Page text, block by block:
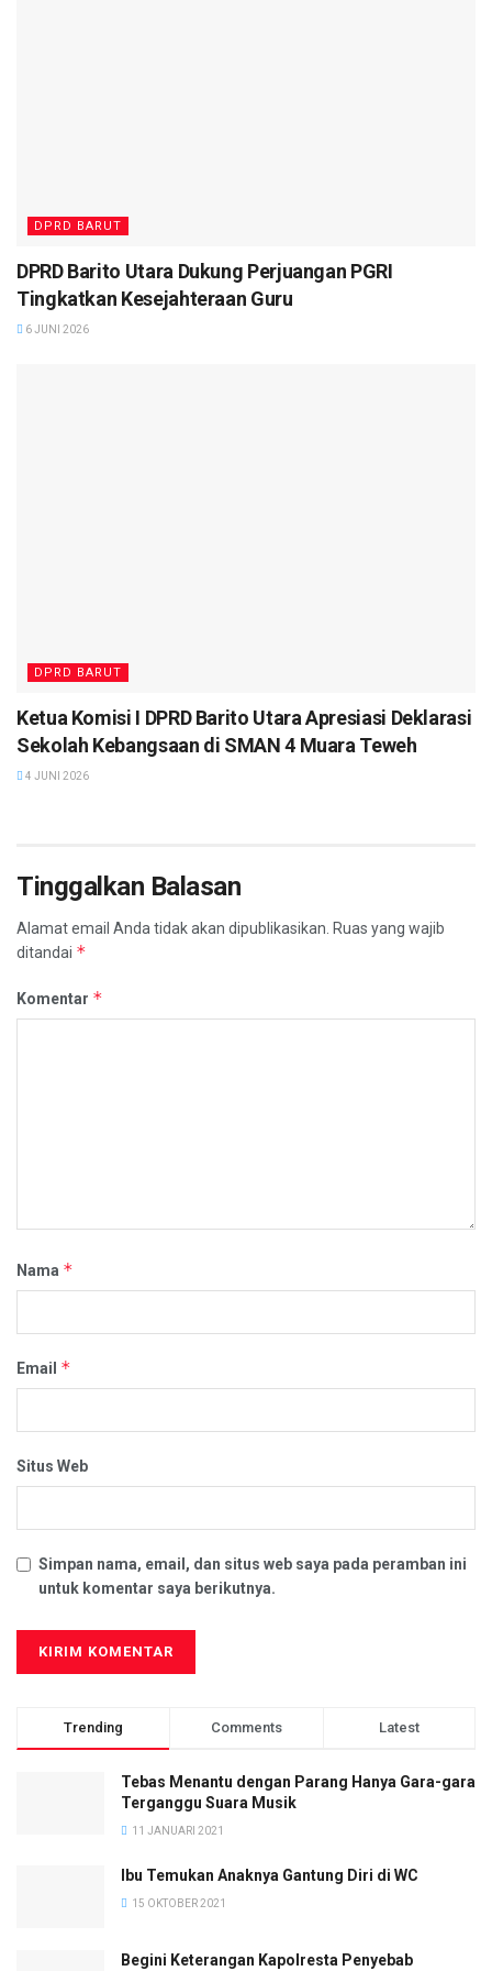
DPRD BARUT
DPRD Barito Utara Dukung Perjuangan PGRI
Tingkatkan Kesejahteraan Guru
6 JUNI 2026
DPRD BARUT
Ketua Komisi I DPRD Barito Utara Apresiasi Deklarasi
Sekolah Kebangsaan di SMAN 4 Muara Teweh
4 JUNI 2026
Tinggalkan Balasan
Alamat email Anda tidak akan dipublikasikan. Ruas yang wajib
ditandai *
Komentar *
Nama *
Email *
Situs Web
Simpan nama, email, dan situs web saya pada peramban ini
untuk komentar saya berikutnya.
Trending Comments Latest
Tebas Menantu dengan Parang Hanya Gara-gara
Terganggu Suara Musik
11 JANUARI 2021
Ibu Temukan Anaknya Gantung Diri di WC
15 OKTOBER 2021
Begini Keterangan Kapolresta Penyebab